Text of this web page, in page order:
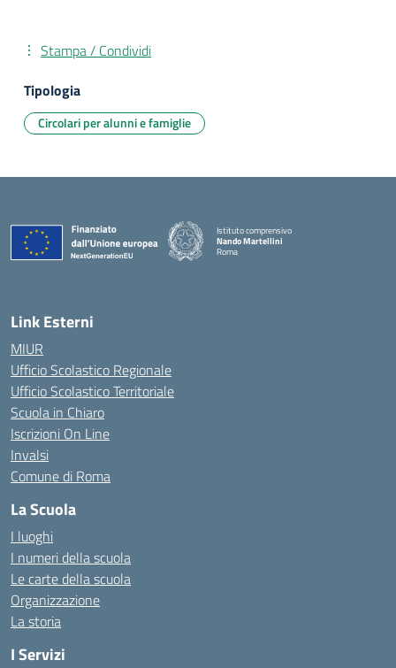
Stampa / Condividi
Tipologia
Circolari per alunni e famiglie
Istituto comprensivo
Nando Martellini
Roma
Link Esterni
MIUR
Ufficio Scolastico Regionale
Ufficio Scolastico Territoriale
Scuola in Chiaro
Iscrizioni On Line
Invalsi
Comune di Roma
La Scuola
I luoghi
I numeri della scuola
Le carte della scuola
Organizzazione
La storia
I Servizi